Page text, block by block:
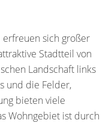
erfreuen sich großer
Stadtteil von
Landschaft links
und die Felder,
bieten viele
Wohngebiet ist durch